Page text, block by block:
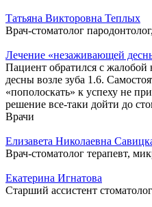
Татьяна Викторовна Теплых
Врач-стоматолог
Лечение «незаживающей
Пациент обратился с
десны возле зуба 1.6.
«пополоскать» к успеху не
решение все-таки дойти до
Врачи
Елизавета Николаевна
Врач-стоматолог терапевт,
Екатерина Игнатова
Старший ассистент